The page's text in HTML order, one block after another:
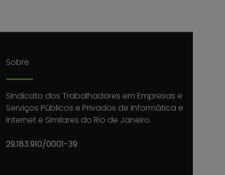
Sobre
Sindicato dos Trabalhadores em Empresas e
Serviços Públicos e Privados de Informática e
Internet e Similares do Rio de Janeiro.
29.183.910/0001-39